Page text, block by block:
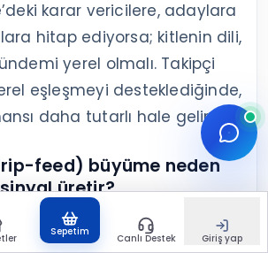
karar vericilere, adaylara
hitap ediyorsa; kitlenin dili,
yerel olmalı. Takipçi
eşleşmeyi desteklediğinde,
daha tutarlı hale gelir.
feed) büyüme neden
üretir?
dalgalanmalar yerine düzenli
okumayı
Sepetim
Canlı Destek Giriş yap